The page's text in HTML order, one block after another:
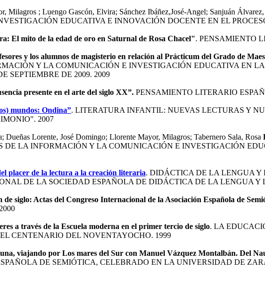
Milagros ; Luengo Gascón, Elvira; Sánchez Ibáñez,José-Angel; Sanjuán
EDUCATIVA E INNOVACIÓN DOCENTE EN EL
El mito de la edad de oro en Saturnal de Rosa Chacel". PENSAMIENTO
y los alumnos de magisterio en relación al Prácticum del Grado de
Y LA COMUNICACIÓN E INVESTIGACIÓN EDUCATIVA EN
SEPTIEMBRE DE 2009. 2009
presente en el arte del siglo XX”. PENSAMIENTO LITERARIO
mundos: Ondina”. LITERATURA INFANTIL: NUEVAS LECTURAS Y
2007
Lorente, José Domingo; Llorente Mayor, Milagros; Tabernero Sala, Rosa
DE LA INFORMACIÓN Y LA COMUNICACIÓN E INVESTIGACIÓN
placer de la lectura a la creación literaria. DIDÁCTICA DE LA LENGUA
DE LA SOCIEDAD ESPAÑOLA DE DIDÁCTICA DE LA LENGUA Y
de siglo: Actas del Congreso Internacional de la Asociación Española de
a través de la Escuela moderna en el primer tercio de siglo. LA
CENTENARIO DEL NOVENTAYOCHO. 1999
viajando por Los mares del Sur con Manuel Vázquez Montalbán. Del
DE SEMIÓTICA, CELEBRADO EN LA UNIVERSIDAD DE